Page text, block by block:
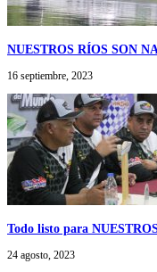
NUESTROS RÍOS SON
16 septiembre, 2023
Todo listo para
24 agosto, 2023